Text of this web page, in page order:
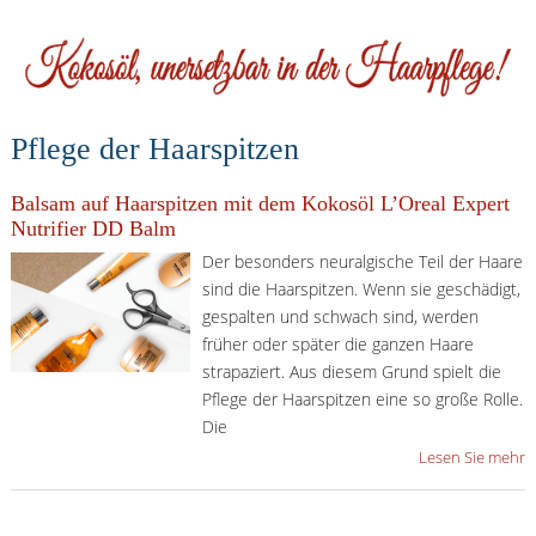
Pflege der Haarspitzen
Balsam auf Haarspitzen mit dem Kokosöl L’Oreal Expert
Nutrifier DD Balm
Der besonders neuralgische Teil der Haare
sind die Haarspitzen. Wenn sie geschädigt,
gespalten und schwach sind, werden
früher oder später die ganzen Haare
strapaziert. Aus diesem Grund spielt die
Pflege der Haarspitzen eine so große Rolle.
Die
Lesen Sie mehr